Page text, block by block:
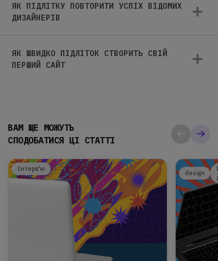
ЯК ПІДЛІТКУ ПОВТОРИТИ УСПІХ ВІДОМИХ
ДИЗАЙНЕРІВ
ЯК ШВИДКО ПІДЛІТОК СТВОРИТЬ СВІЙ
ПЕРШИЙ САЙТ
ВАМ ЩЕ МОЖУТЬ
СПОДОБАТИСЯ ЦІ СТАТТІ
Інтерв'ю
design